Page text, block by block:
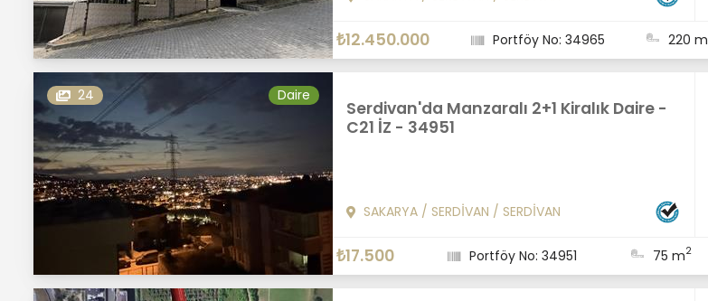
₺12.450.000 Portföy No: 34965 220 m
24 Daire
Serdivan'da Manzaralı 2+1 Kiralık Daire -
C21 İZ - 34951
SAKARYA/ SERDİVAN / SERDİVAN
₺17.500 Portföy No: 34951 75 m2